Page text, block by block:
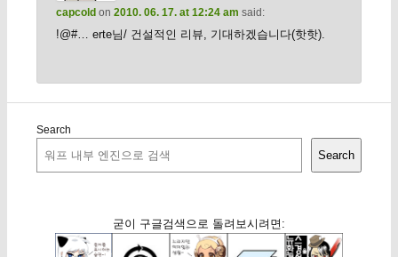
capcold on 2010. 06. 17. at 12:24 am said:
!@#… erte님/ 건설적인 리뷰, 기대하겠습니다(핫핫).
Search
Search
굳이 구글검색으로 돌려보시려면: